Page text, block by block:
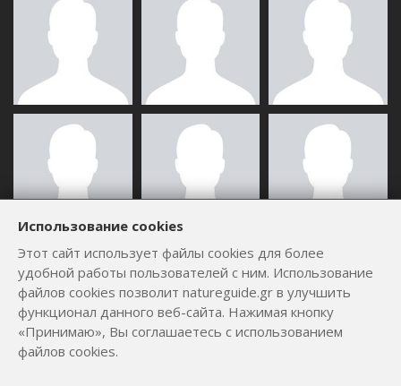
ВСЕ ПОЛЬЗОВАТЕЛИ
Использование cookies
Этот сайт использует файлы cookies для более
удобной работы пользователей с ним. Использование
файлов cookies позволит natureguide.gr в улучшить
функционал данного веб-сайта. Нажимая кнопку
«Принимаю», Вы соглашаетесь с использованием
файлов cookies.